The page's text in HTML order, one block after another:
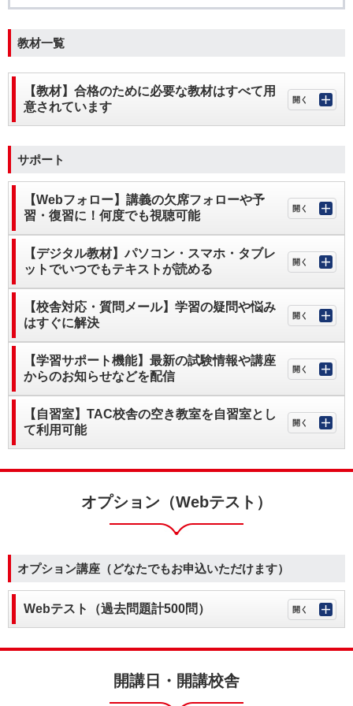
教材一覧
【教材】合格のために必要な教材はすべて用
意されています
サポート
【Webフォロー】講義の欠席フォローや予
習・復習に！何度でも視聴可能
【デジタル教材】パソコン・スマホ・タブレ
ットでいつでもテキストが読める
【校舎対応・質問メール】学習の疑問や悩み
はすぐに解決
【学習サポート機能】最新の試験情報や講座
からのお知らせなどを配信
【自習室】TAC校舎の空き教室を自習室とし
て利用可能
オプション（Webテスト）
オプション講座（どなたでもお申込いただけます）
Webテスト（過去問題計500問）
開講日・開講校舎